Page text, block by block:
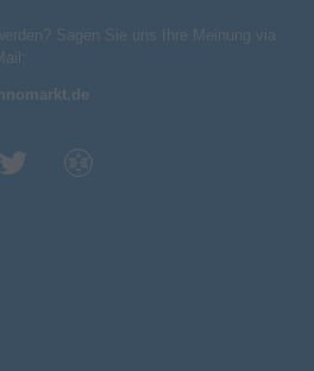
Sagen Sie uns Ihre Meinung via